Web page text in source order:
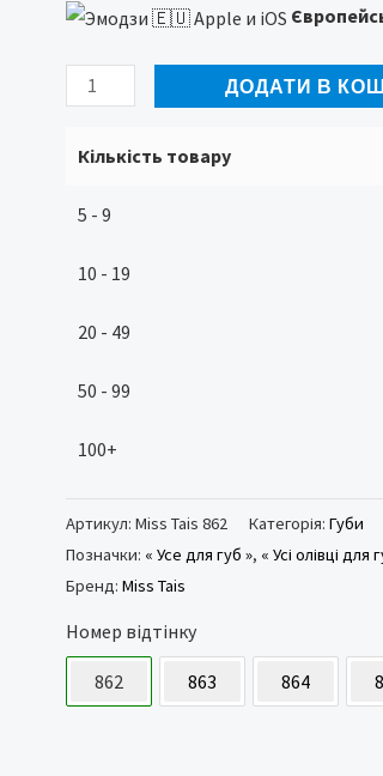
Miss
862
для
аплікатором
ДОДАТИ В
Кількість товару
5 - 9
10 - 19
20 - 49
50 - 99
100+
Артикул: Miss Tais 862 Категорія: Губи
Позначки: « Усе для губ », « Усі олівці для
Бренд: Miss Tais
Номер відтінку
862 863 864